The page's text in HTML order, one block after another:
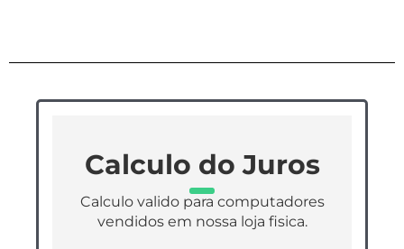
Calculo do Juros
Calculo valido para computadores
vendidos em nossa loja fisica.